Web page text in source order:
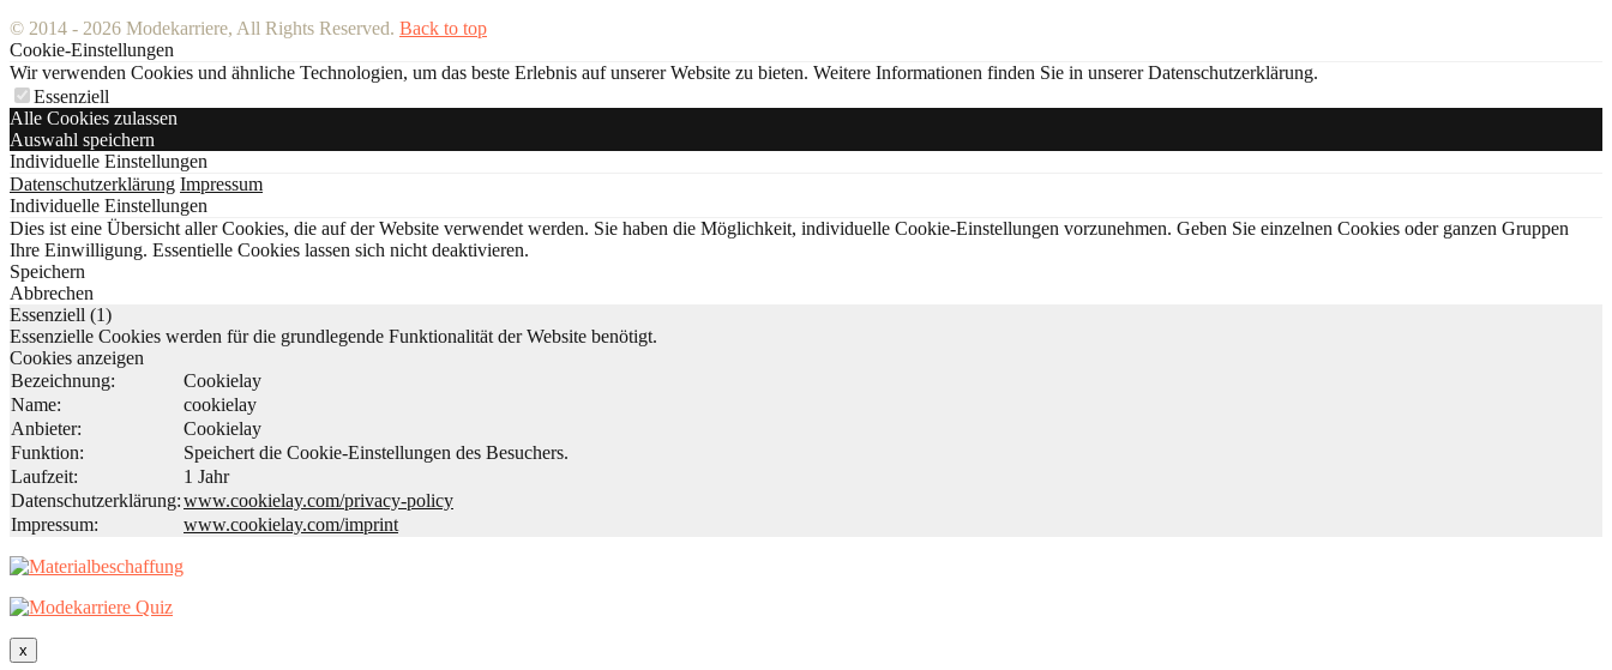
© 2014 - 2026 Modekarriere, All Rights Reserved. Back to top
Cookie-Einstellungen
Wir verwenden Cookies und ähnliche Technologien, um das beste Erlebnis auf unserer Website zu bieten. Weitere Informationen finden Sie in unserer Datenschutzerklärung.
Essenziell
Alle Cookies zulassen
Auswahl speichern
Individuelle Einstellungen
Datenschutzerklärung Impressum
Individuelle Einstellungen
Dies ist eine Übersicht aller Cookies, die auf der Website verwendet werden. Sie haben die Möglichkeit, individuelle Cookie-Einstellungen vorzunehmen. Geben Sie einzelnen Cookies oder ganzen Gruppen
Ihre Einwilligung. Essentielle Cookies lassen sich nicht deaktivieren.
Speichern
Abbrechen
Essenziell (1)
Essenzielle Cookies werden für die grundlegende Funktionalität der Website benötigt.
Cookies anzeigen
Bezeichnung:
Cookielay
Name:
cookielay
Anbieter:
Cookielay
Funktion:
Speichert die Cookie-Einstellungen des Besuchers.
Laufzeit:
1 Jahr
Datenschutzerklärung:www.cookielay.com/privacy-policy
Impressum:
www.cookielay.com/imprint
x